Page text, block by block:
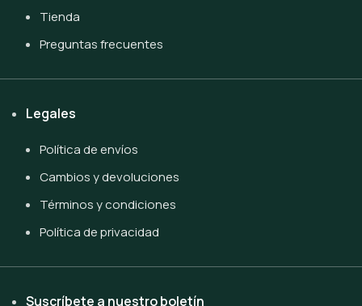
Tienda
Preguntas frecuentes
Legales
Política de envíos
Cambios y devoluciones
Términos y condiciones
Política de privacidad
Suscríbete a nuestro boletín